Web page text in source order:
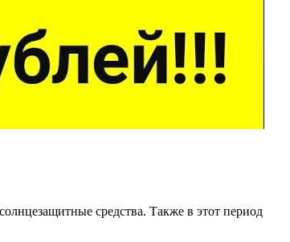
средства. Также в этот период